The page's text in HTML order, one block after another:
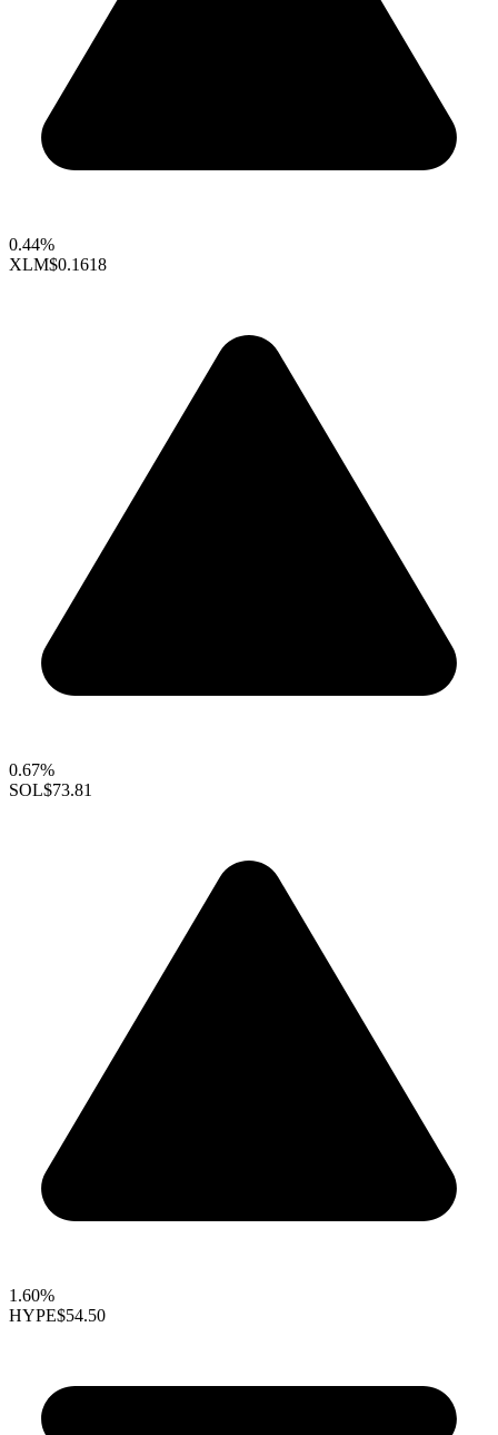
0.44%
XLM$0.1618
0.67%
SOL$73.81
1.60%
HYPE$54.50